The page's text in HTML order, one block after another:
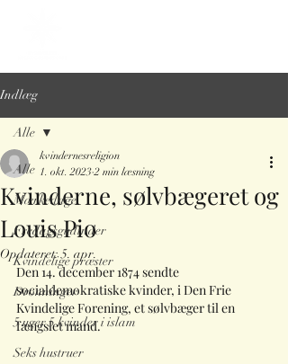
Indlæg
Alle
Mærkedage
Fredagsgudinder
Kvindelige præster
Dronninger
5 uger 5 kvinder i islam
Seks hustruer
Alle
Kvinderne, sølvbægeret og
Louis Pio
kvindernesreligion
1. okt. 2023 2 min læsning
Opdateret:5. apr.
Den 14. december 1874 sendte
socialdemokratiske kvinder, i Den Frie
Kvindelige Forening, et sølvbæger til en
fængslet mand.